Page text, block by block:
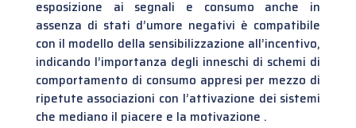
esposizione ai segnali e consumo anche in
assenza di stati d’umore negativi è compatibile
con il modello della sensibilizzazione all’incentivo,
indicando l’importanza degli inneschi di schemi di
comportamento di consumo appresi per mezzo di
ripetute associazioni con l’attivazione dei sistemi
che mediano il piacere e la motivazione .